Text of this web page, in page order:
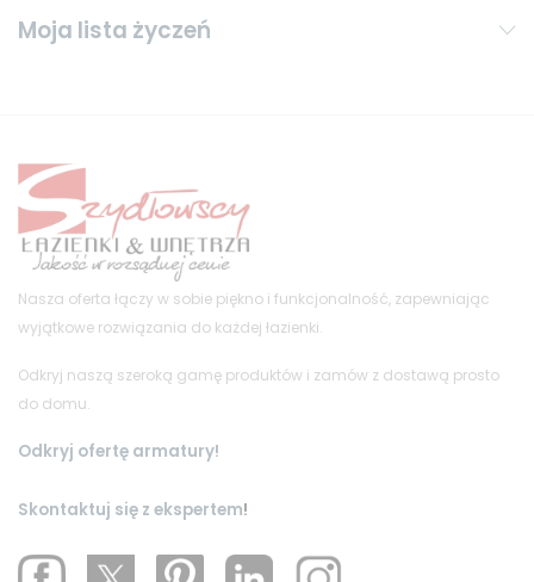
Moja lista życzeń
Nasza oferta łączy w sobie piękno i funkcjonalność, zapewniając
wyjątkowe rozwiązania do każdej łazienki.
Odkryj naszą szeroką gamę produktów i zamów z dostawą prosto
do domu.
Odkryj ofertę armatury!
Skontaktuj się z ekspertem!